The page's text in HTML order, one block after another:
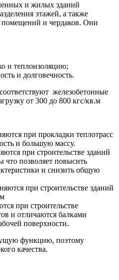
и жилых зданий
этажей, а также
помещений и чердаков. Они
и теплоизоляцию;
и долговечность.
железобетонные
от 300 до 800 кгс/кв.м
при прокладки теплотрасс
и большую массу.
при строительстве зданий
что позволяет повысить
и снизить общую
при строительстве зданий
при строительстве
и отличаются балками
поверхности.
функцию, поэтому
качества.